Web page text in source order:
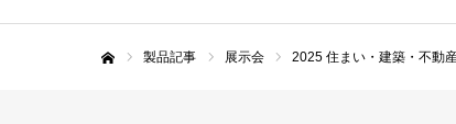
製品記事 展示会 2025 住まい・建築・不動